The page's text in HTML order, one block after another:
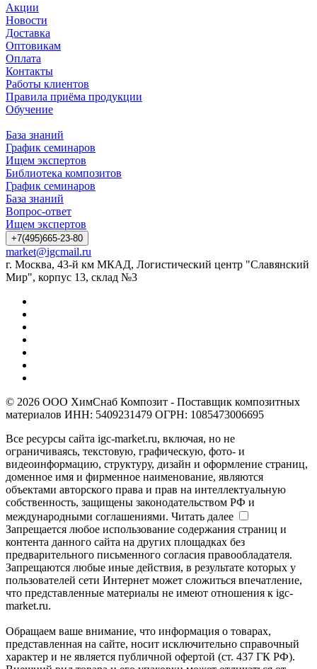
Акции
Новости
Доставка
Оптовикам
Оплата
Контакты
Работы клиентов
Правила приёма продукции
Обучение
База знаний
График семинаров
Ищем экспертов
Библиотека композитов
График семинаров
База знаний
Вопрос-ответ
Ищем экспертов
+7(495)665-23-80
market@igcmail.ru
г. Москва, 43-й км МКАД, Логистический центр "Славянский
Мир", корпус 13, склад №3
© 2026 ООО ХимСнаб Композит - Поставщик композитных
материалов ИНН: 5409231479 ОГРН: 1085473006695
Все ресурсы сайта igc-market.ru, включая, но не
ограничиваясь, текстовую, графическую, фото- и
видеоинформацию, структуру, дизайн и оформление страниц,
доменное имя и фирменное наименование, являются
объектами авторского права и прав на интеллектуальную
собственность, защищены законодательством РФ и
международными соглашениями. Читать далее
Запрещается любое использование содержания страниц и
контента данного сайта на других площадках без
предварительного письменного согласия правообладателя.
Запрещаются любые иные действия, в результате которых у
пользователей сети Интернет может сложиться впечатление,
что представленные материалы не имеют отношения к igc-
market.ru.
Обращаем ваше внимание, что информация о товарах,
представленная на сайте, носит исключительно справочный
характер и не является публичной офертой (ст. 437 ГК РФ).